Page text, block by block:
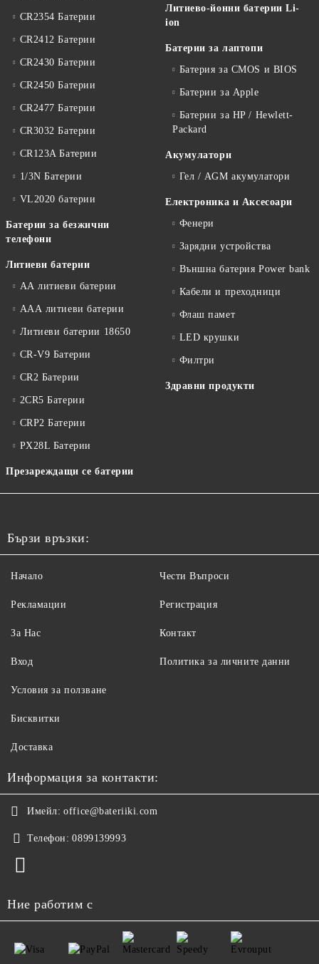
CR2354 Батерии
CR2412 Батерии
CR2430 Батерии
CR2450 Батерии
CR2477 Батерии
CR3032 Батерии
CR123A Батерии
1/3N Батерии
VL2020 батерии
Батерии за безжични
телефони
Литиеви батерии
АА литиеви батерии
ААА литиеви батерии
Литиеви батерии 18650
CR-V9 Батерии
CR2 Батерии
2CR5 Батерии
CRP2 Батерии
PX28L Батерии
Презареждащи се батерии
Литиево-йонни батерии Li-
ion
Батерии за лаптопи
Батерия за CMOS и BIOS
Батерии за Apple
Батерии за HP / Hewlett-
Packard
Акумулатори
Гел / AGM акумулатори
Електроника и Аксесоари
Фенери
Зарядни устройства
Външна батерия Power bank
Кабели и преходници
Флаш памет
LED крушки
Филтри
Здравни продукти
Бързи връзки:
Начало
Рекламации
За Нас
Вход
Чести Въпроси
Регистрация
Контакт
Политика за личните данни
Условия за ползване
Бисквитки
Доставка
Информация за контакти:
Имейл: office@bateriiki.com
Телефон: 0899139993
Ние работим с